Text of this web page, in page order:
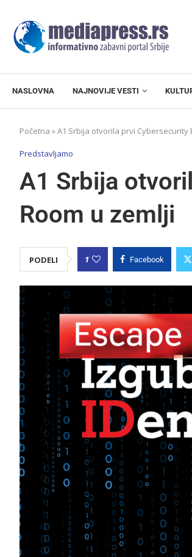
NASLOVNA NAJNOVIJE VESTI
Početna »A1 Srbija otvorila prvi Cybersecurity
Predstavljamo
A1 Srbija
Room u zemlji
PODELI 1 Facebook